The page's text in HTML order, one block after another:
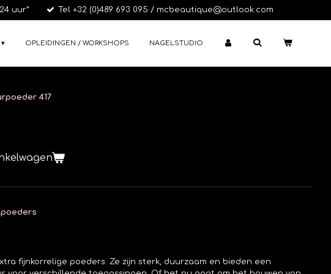
uur* Tel +32 (0)489 693 095 / mcbeautique@outlook.com
OPLEIDINGEN / WORKSHOPS NAGELSTUDIO
417
fijnkorrelige poeders. Ze zijn sterk, duurzaam en bieden een